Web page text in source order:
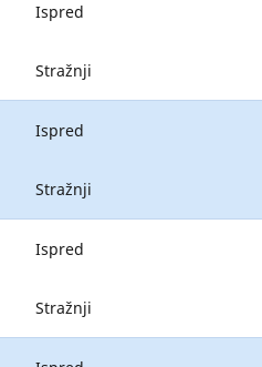
Ispred
Stražnji
Ispred
Stražnji
Ispred
Stražnji